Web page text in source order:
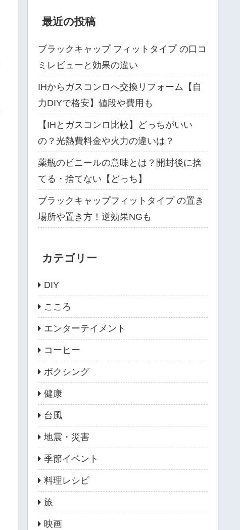
最近の投稿
ブラックキャップ フィットタイプ の口コ
ミレビューと効果の違い
IHからガスコンロへ交換リフォーム【自
力DIYで格安】値段や費用も
【IHとガスコンロ比較】どっちがいい
の？光熱費料金や火力の違いは？
薬瓶のビニールの意味とは？開封後に捨
てる・捨てない【どっち】
ブラックキャップフィットタイプ の置き
場所や置き方！逆効果NGも
カテゴリー
DIY
こころ
エンターテイメント
コーヒー
ボクシング
健康
台風
地震・災害
季節イベント
料理レシピ
旅
映画